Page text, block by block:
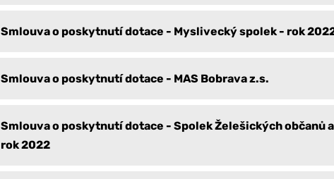
Smlouva o poskytnutí dotace - Myslivecký spolek - rok
Smlouva o poskytnutí dotace - MAS Bobrava z.s.
Smlouva o poskytnutí dotace - Spolek Želešických občanů
rok 2022